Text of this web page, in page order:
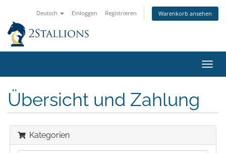
Deutsch Einloggen Registrieren Warenkorb ansehen
ein-/
Übersicht und Zahlung
Kategorien